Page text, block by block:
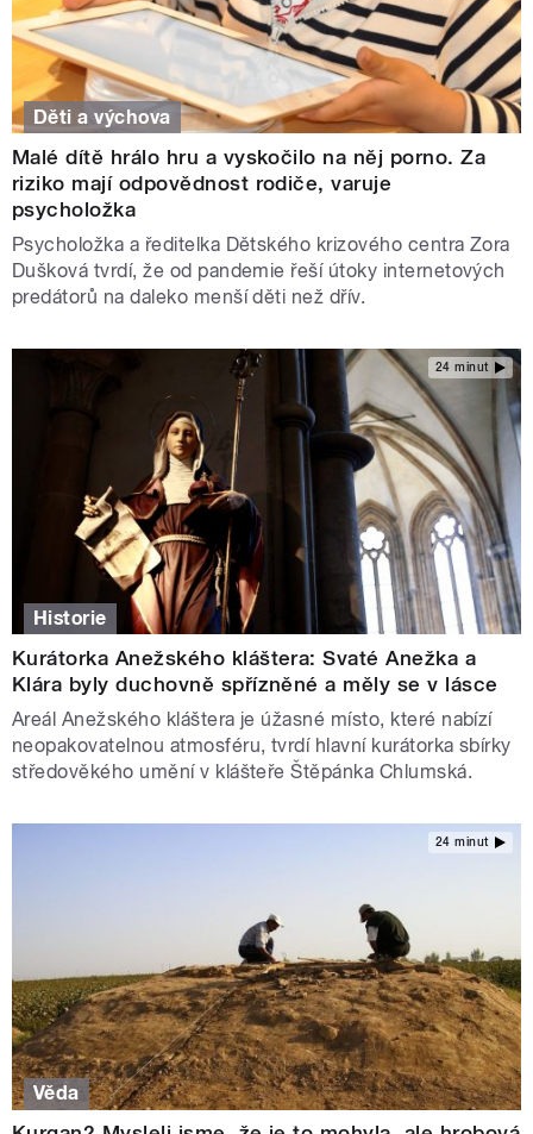
Děti a výchova
Malé dítě hrálo hru a vyskočilo na něj porno. Za
riziko mají odpovědnost rodiče, varuje
psycholožka
Psycholožka a ředitelka Dětského krizového centra Zora
Dušková tvrdí, že od pandemie řeší útoky internetových
predátorů na daleko menší děti než dřív.
24 minut
Historie
Kurátorka Anežského kláštera: Svaté Anežka a
Klára byly duchovně spřízněné a měly se v lásce
Areál Anežského kláštera je úžasné místo, které nabízí
neopakovatelnou atmosféru, tvrdí hlavní kurátorka sbírky
středověkého umění v klášteře Štěpánka Chlumská.
24 minut
Věda